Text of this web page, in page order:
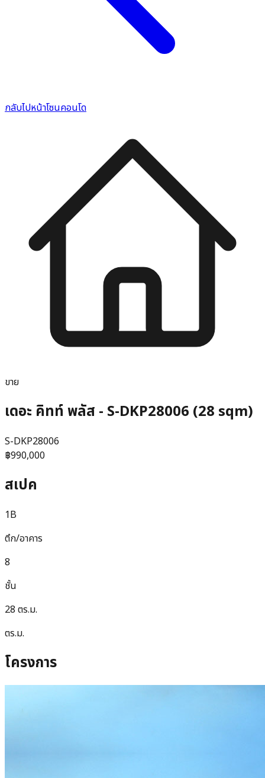
กลับไปหน้าโซนคอนโด
ขาย
เดอะ คิทท์ พลัส - S-DKP28006 (28 sqm)
S-DKP28006
฿990,000
สเปค
1B
ตึก/อาคาร
8
ชั้น
28 ตร.ม.
ตร.ม.
โครงการ